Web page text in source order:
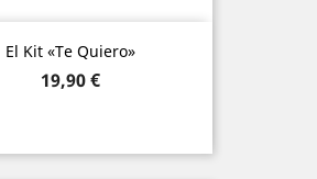
El Kit «Te Quiero»
Precio
19,90 €